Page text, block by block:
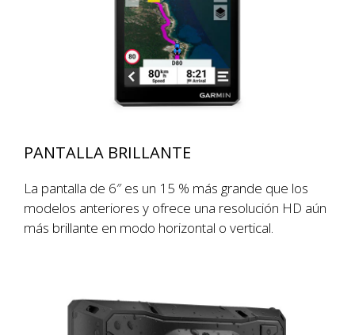
PANTALLA BRILLANTE
La pantalla de 6″ es un 15 % más grande que los
modelos anteriores y ofrece una resolución HD aún
más brillante en modo horizontal o vertical.